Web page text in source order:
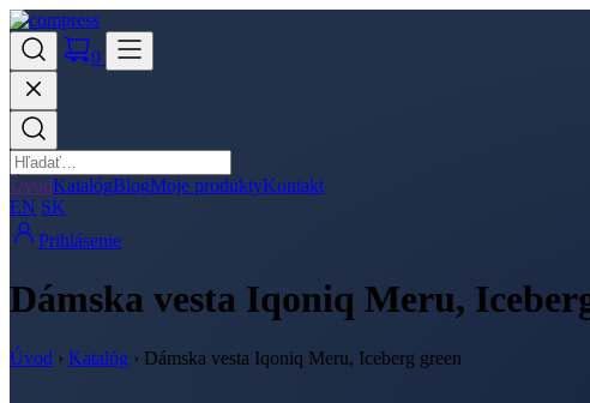
0
ÚvodKatalógBlogMoje produktyKontakt
EN SK
Prihlásenie
Dámska vesta Iqoniq Meru,
Úvod › Katalóg › Dámska vesta Iqoniq Meru, Iceberg green